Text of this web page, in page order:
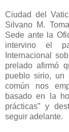
Ciudad del
Silvano M.
Sede ante la
intervino el
Internacional
prelado afirmó
pueblo sirio, un
común nos
basado en la
prácticas” y
seguir adelante.